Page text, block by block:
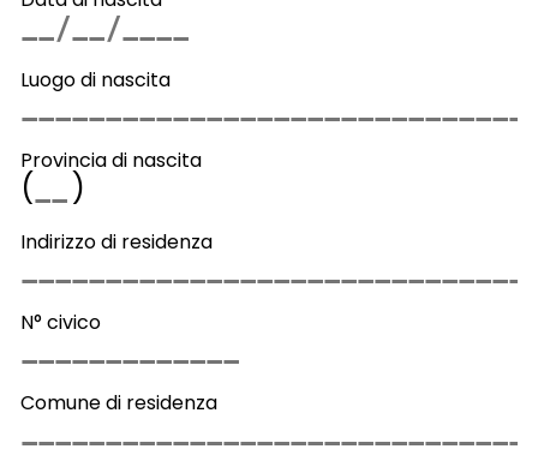
Luogo di nascita
Provincia di nascita
( )
Indirizzo di residenza
N° civico
Comune di residenza